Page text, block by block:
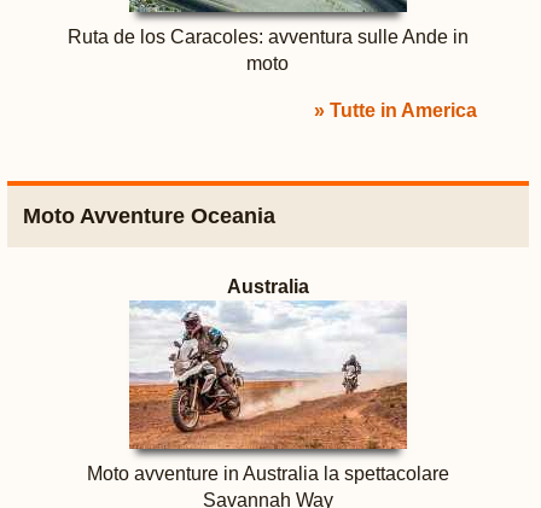
Ruta de los Caracoles: avventura sulle Ande in
moto
» Tutte in America
Moto Avventure Oceania
Australia
Moto avventure in Australia la spettacolare
Savannah Way